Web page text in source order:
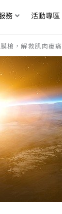
務 活動專區
槍，解救肌肉痠痛